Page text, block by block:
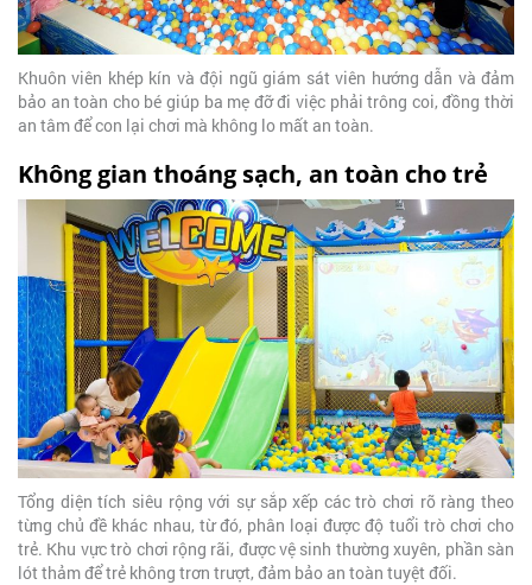
Khuôn viên khép kín và đội ngũ giám sát viên hướng dẫn và đảm
bảo an toàn cho bé giúp ba mẹ đỡ đi việc phải trông coi, đồng thời
an tâm để con lại chơi mà không lo mất an toàn.
Không gian thoáng sạch, an toàn cho trẻ
Tổng diện tích siêu rộng với sự sắp xếp các trò chơi rõ ràng theo
từng chủ đề khác nhau, từ đó, phân loại được độ tuổi trò chơi cho
trẻ. Khu vực trò chơi rộng rãi, được vệ sinh thường xuyên, phần sàn
lót thảm để trẻ không trơn trượt, đảm bảo an toàn tuyệt đối.